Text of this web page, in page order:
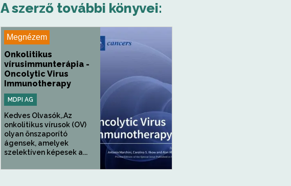
A szerző további könyvei:
Megnézem
Onkolitikus
vírusimmunterápia -
Oncolytic Virus
Immunotherapy
MDPI AG
Kedves Olvasók,.Az
onkolitikus vírusok (OV)
olyan önszaporító
ágensek, amelyek
szelektíven képesek a...